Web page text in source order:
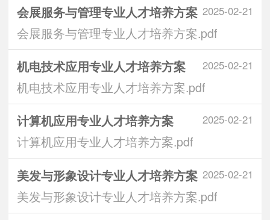
2025-02-21
会展服务与管理专业人才培养方案
会展服务与管理专业人才培养方案.pdf
2025-02-21
机电技术应用专业人才培养方案
机电技术应用专业人才培养方案.pdf
2025-02-21
计算机应用专业人才培养方案
计算机应用专业人才培养方案.pdf
2025-02-21
美发与形象设计专业人才培养方案
美发与形象设计专业人才培养方案.pdf